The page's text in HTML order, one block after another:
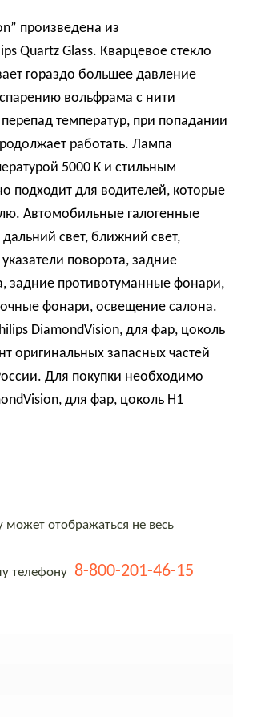
произведена из
Quartz Glass. Кварцевое стекло
гораздо большее давление
вольфрама с нити
температур, при попадании
работать. Лампа
5000 K и стильным
подходит для водителей, которые
Автомобильные галогенные
свет, ближний свет,
поворота, задние
задние противотуманные фонари,
фонари, освещение салона.
DiamondVision, для фар, цоколь
оригинальных запасных частей
Для покупки необходимо
для фар, цоколь H1
отображаться не весь
телефону 8-800-201-46-15